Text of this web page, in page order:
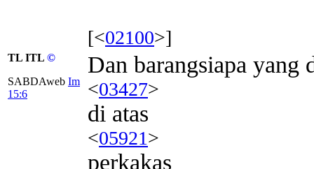
[<02100>]
TL ITL ©
SABDAweb Im
15:6
Dan barangsiapa yang
<03427>
di atas
<05921>
perkakas